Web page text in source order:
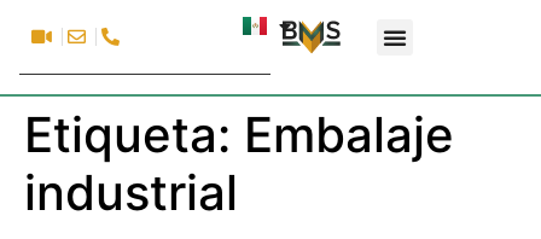
Etiqueta: Embalaje
industrial